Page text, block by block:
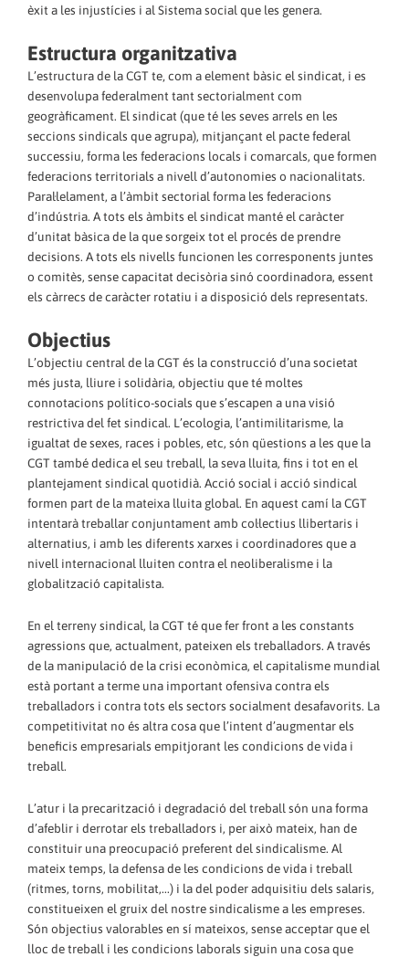
èxit a les injustícies i al Sistema social que les genera.
Estructura organitzativa
L’estructura de la CGT te‚ com a element bàsic el sindicat, i es
desenvolupa federalment tant sectorialment com
geogràficament. El sindicat (que té les seves arrels en les
seccions sindicals que agrupa), mitjançant el pacte federal
successiu, forma les federacions locals i comarcals, que formen
federacions territorials a nivell d’autonomies o nacionalitats.
Paral·lelament, a l’àmbit sectorial forma les federacions
d’indústria. A tots els àmbits el sindicat manté el caràcter
d’unitat bàsica de la que sorgeix tot el procés de prendre
decisions. A tots els nivells funcionen les corresponents juntes
o comitès, sense capacitat decisòria sinó coordinadora, essent
els càrrecs de caràcter rotatiu i a disposició dels representats.
Objectius
L’objectiu central de la CGT és la construcció d’una societat
més justa, lliure i solidària, objectiu que té moltes
connotacions político-socials que s’escapen a una visió
restrictiva del fet sindical. L’ecologia, l’antimilitarisme, la
igualtat de sexes, races i pobles, etc, són qüestions a les que la
CGT també dedica el seu treball, la seva lluita, fins i tot en el
plantejament sindical quotidià. Acció social i acció sindical
formen part de la mateixa lluita global. En aquest camí la CGT
intentarà treballar conjuntament amb col·lectius llibertaris i
alternatius, i amb les diferents xarxes i coordinadores que a
nivell internacional lluiten contra el neoliberalisme i la
globalització capitalista.
En el terreny sindical, la CGT té que fer front a les constants
agressions que, actualment, pateixen els treballadors. A través
de la manipulació de la crisi econòmica, el capitalisme mundial
està portant a terme una important ofensiva contra els
treballadors i contra tots els sectors socialment desafavorits. La
competitivitat no és altra cosa que l’intent d’augmentar els
beneficis empresarials empitjorant les condicions de vida i
treball.
L’atur i la precarització i degradació del treball són una forma
d’afeblir i derrotar els treballadors i, per això mateix, han de
constituir una preocupació preferent del sindicalisme. Al
mateix temps, la defensa de les condicions de vida i treball
(ritmes, torns, mobilitat,...) i la del poder adquisitiu dels salaris,
constitueixen el gruix del nostre sindicalisme a les empreses.
Són objectius valorables en sí mateixos, sense acceptar que el
lloc de treball i les condicions laborals siguin una cosa que